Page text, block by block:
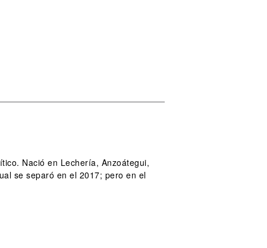
Nació en Lechería, Anzoátegui,
se separó en el 2017; pero en el